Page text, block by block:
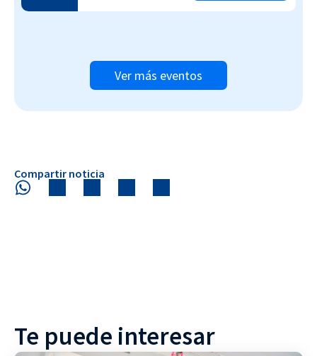
Ver más eventos
Compartir noticia
Te puede interesar